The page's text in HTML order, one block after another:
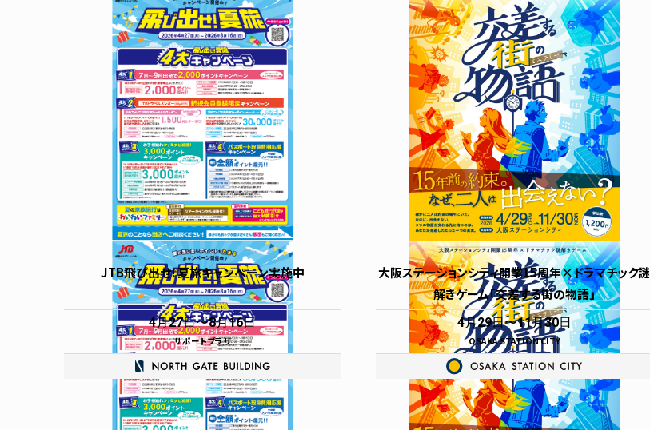
コインロッカー アクセス
広場・時計・グリーン インフォメーション
JTB飛び出せ！夏旅キャンペーン実施中
4月27日 8月16日
サポートプラザ
大阪ステーションシティ開業15周年×ドラマチック謎
解きゲーム「交差する街の物語」
4月29日 11月30日
OSAKA STATION CITY